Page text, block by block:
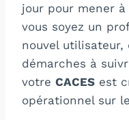
jour pour mener
vous soyez un
nouvel utilisateur,
démarches à
votre CACES est
opérationnel sur